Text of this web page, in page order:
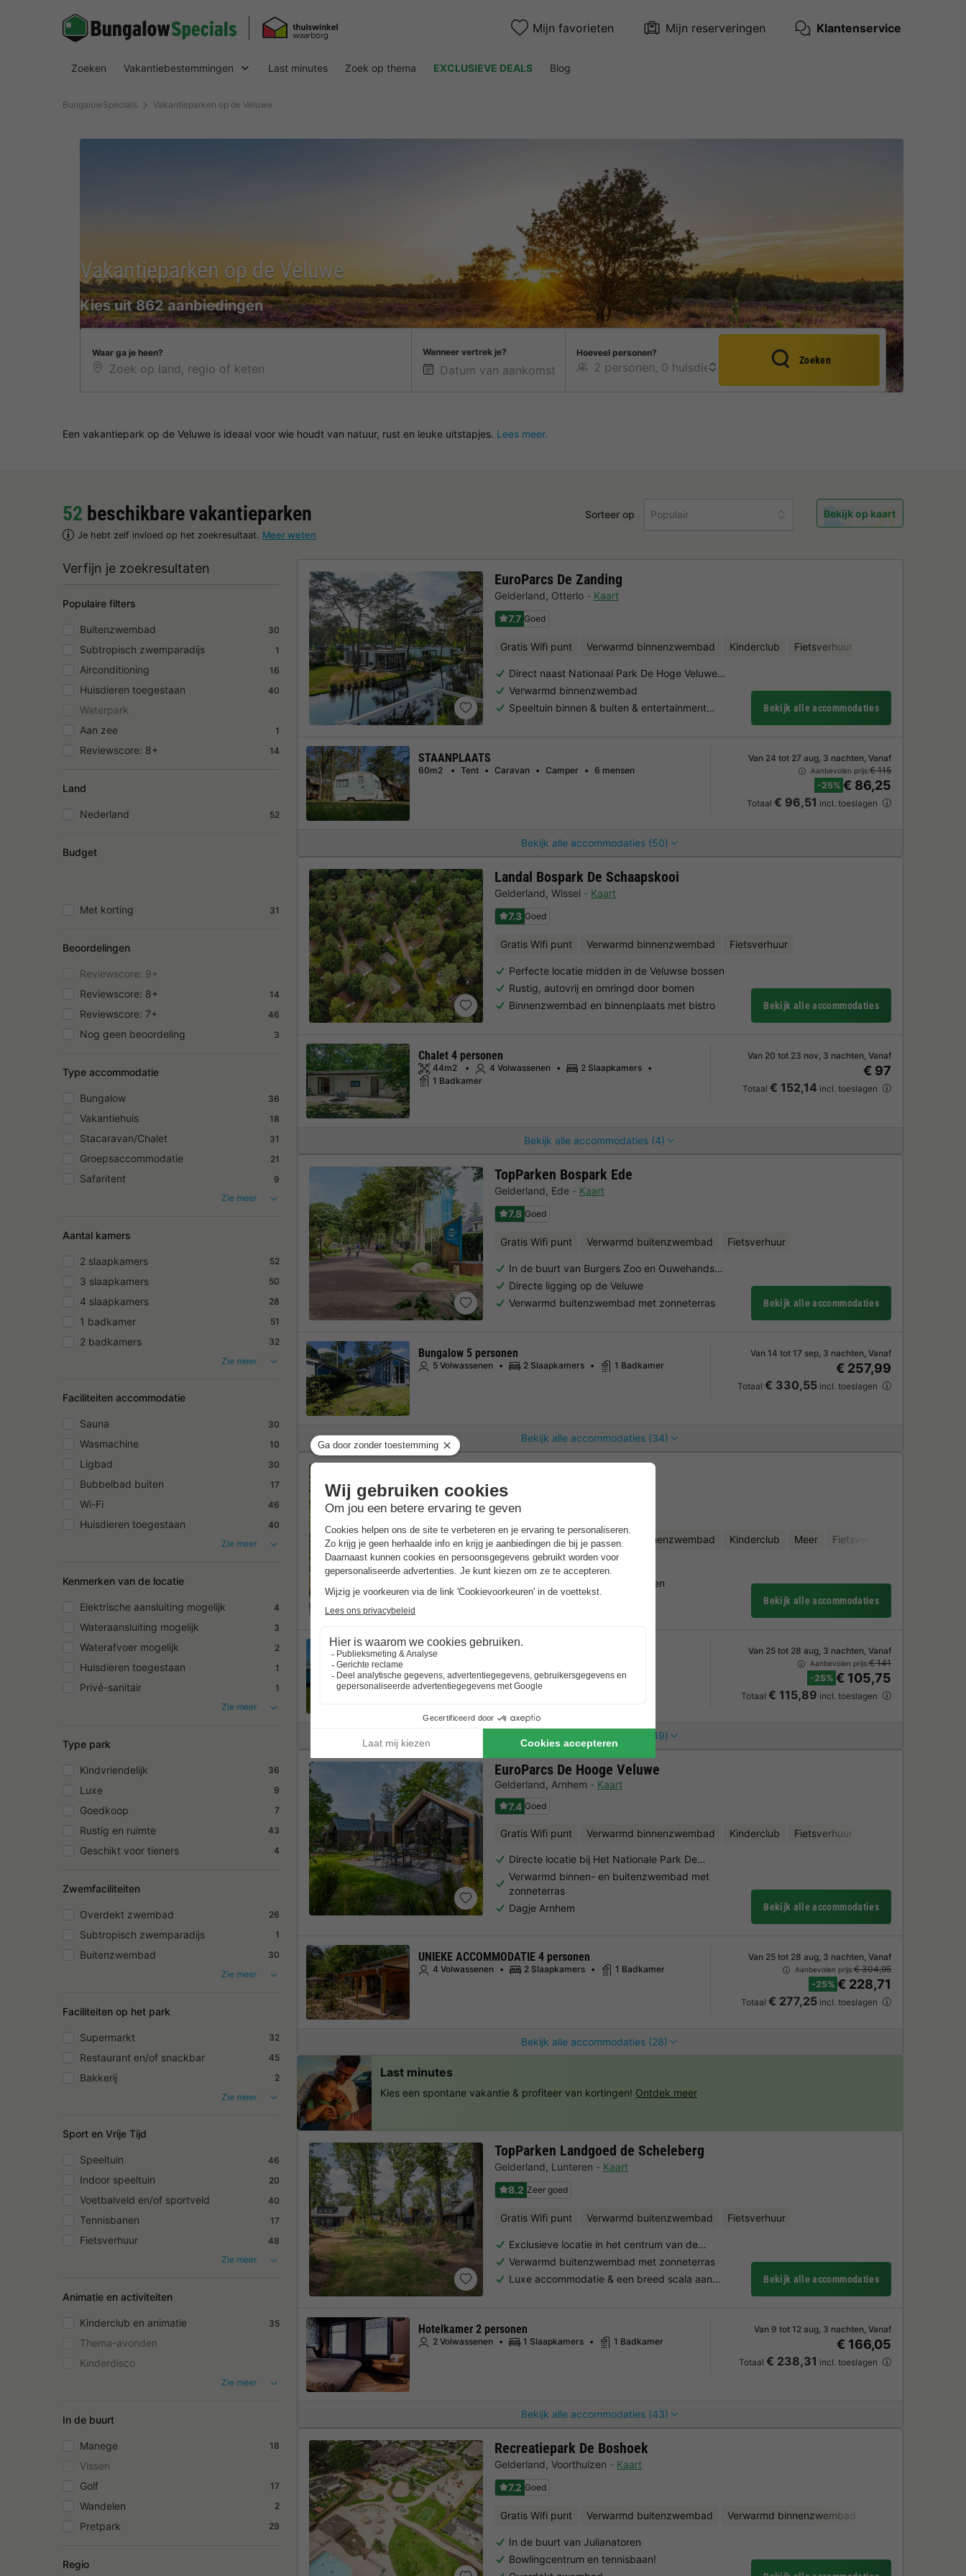
Mijn favorieten Mijn reserveringen Klantenservice
Zoeken Vakantiebestemmingen Last minutes Zoek op thema EXCLUSIEVE DEALS Blog
BungalowSpecials Vakantieparken op de Veluwe
Vakantieparken op de Veluwe
Kies uit 862 aanbiedingen
Waar ga je heen? Wanneer vertrek je? Hoeveel personen?
Zoeken
Een vakantiepark op de Veluwe is ideaal voor wie houdt van natuur, rust en leuke uitstapjes. Lees meer.
52 beschikbare vakantieparken
Je hebt zelf invloed op het zoekresultaat. Meer weten
Sorteer op Populair Bekijk op kaart
Verfijn je zoekresultaten
Populaire filters
Buitenzwembad 30
Subtropisch zwemparadijs 1
Airconditioning 16
Huisdieren toegestaan 40
Waterpark
Aan zee
1
Reviewscore: 8+ 14
Land
Nederland 52
Budget
Met korting 31
Beoordelingen
Reviewscore: 9+
Reviewscore: 8+
14
Reviewscore: 7+ 46
Nog geen beoordeling 3
Type accommodatie
Bungalow 36
Vakantiehuis 18
Stacaravan/Chalet 31
Groepsaccommodatie 21
Safaritent
9
Zie meer
Aantal kamers
2 slaapkamers 52
3 slaapkamers 50
4 slaapkamers 28
1 badkamer 51
2 badkamers
32
Zie meer
Faciliteiten accommodatie
Sauna 30
Wasmachine 10
Ligbad 30
Bubbelbad buiten 17
Wi-Fi 46
Huisdieren toegestaan
40
Zie meer
Kenmerken van de locatie
Elektrische aansluiting mogelijk 4
Wateraansluiting mogelijk 3
Waterafvoer mogelijk 2
Huisdieren toegestaan 1
Privé-sanitair
1
Zie meer
Type park
Kindvriendelijk 36
Luxe 9
Goedkoop 7
Rustig en ruimte 43
Geschikt voor tieners 4
Zwemfaciliteiten
Overdekt zwembad 26
Subtropisch zwemparadijs 1
Buitenzwembad
30
Zie meer
Faciliteiten op het park
Supermarkt 32
Restaurant en/of snackbar 45
Bakkerij
2
Zie meer
Sport en Vrije Tijd
Speeltuin 46
Indoor speeltuin 20
Voetbalveld en/of sportveld 40
Tennisbanen 17
Fietsverhuur
48
Zie meer
Animatie en activiteiten
Kinderclub en animatie 35
Thema-avonden
Kinderdisco
Zie meer
In de buurt
Manege 18
Vissen
Golf
17
Wandelen 2
Pretpark 29
Regio
EuroParcs De Zanding
Gelderland, Otterlo
Kaart
7.7 Goed
Gratis Wifi punt Verwarmd binnenzwembad Kinderclub Fietsverhuur
Direct naast Nationaal Park De Hoge Veluwe…
Verwarmd binnenzwembad
Speeltuin binnen & buiten & entertainment…
Bekijk alle accommodaties
Bekijk alle accommodaties (50)
STAANPLAATS
60m2 Tent Caravan Camper 6 mensen
Van 24 tot 27 aug, 3 nachten, Vanaf
Aanbevolen prijs:€ 115
-25% € 86,25
Totaal € 96,51 incl. toeslagen
Landal Bospark De Schaapskooi
Gelderland, Wissel
Kaart
7.3 Goed
Gratis Wifi punt Verwarmd binnenzwembad Fietsverhuur
Perfecte locatie midden in de Veluwse bossen
Rustig, autovrij en omringd door bomen
Binnenzwembad en binnenplaats met bistro
Bekijk alle accommodaties
Bekijk alle accommodaties (4)
Chalet 4 personen
44m2 4 Volwassenen
2 Slaapkamers
1 Badkamer
Van 20 tot 23 nov, 3 nachten, Vanaf
€ 97
Totaal € 152,14 incl. toeslagen
TopParken Bospark Ede
Gelderland, Ede
Kaart
7.8 Goed
Gratis Wifi punt Verwarmd buitenzwembad Fietsverhuur
In de buurt van Burgers Zoo en Ouwehands…
Directe ligging op de Veluwe
Verwarmd buitenzwembad met zonneterras
Bekijk alle accommodaties
Bekijk alle accommodaties (34)
Bungalow 5 personen
5 Volwassenen 2 Slaapkamers 1 Badkamer
Van 14 tot 17 sep, 3 nachten, Vanaf
€ 257,99
Totaal € 330,55 incl. toeslagen
Flevoland
7.1
Gratis Wifi punt Verwarmd binnenzwembad Kinderclub Meer Fietsverhuur
Direct aan het Veluwemeer
Tal van watersportmogelijkheden
Bekijk alle accommodaties
Bekijk alle accommodaties (49)
STAANPLAATS Van 25 tot 28 aug, 3 nachten, Vanaf
Aanbevolen prijs:€ 141
-25% € 105,75
Totaal € 115,89 incl. toeslagen
EuroParcs De Hooge Veluwe
Gelderland, Arnhem
Kaart
7.4 Goed
Gratis Wifi punt Verwarmd binnenzwembad Kinderclub Fietsverhuur
Directe locatie bij Het Nationale Park De…
Verwarmd binnen- en buitenzwembad met
zonneterras
Dagje Arnhem
Bekijk alle accommodaties
Bekijk alle accommodaties (28)
UNIEKE ACCOMMODATIE 4 personen
4 Volwassenen 2 Slaapkamers 1 Badkamer
Van 25 tot 28 aug, 3 nachten, Vanaf
Aanbevolen prijs:€ 304,95
-25% € 228,71
Totaal € 277,25 incl. toeslagen
TopParken Landgoed de Scheleberg
Gelderland, Lunteren
Kaart
8.2 Zeer goed
Gratis Wifi punt Verwarmd buitenzwembad Fietsverhuur
Exclusieve locatie in het centrum van de…
Verwarmd buitenzwembad met zonneterras
Luxe accommodatie & een breed scala aan…
Bekijk alle accommodaties
Bekijk alle accommodaties (43)
Hotelkamer 2 personen
2 Volwassenen 1 Slaapkamers 1 Badkamer
Van 9 tot 12 aug, 3 nachten, Vanaf
€ 166,05
Totaal € 238,31 incl. toeslagen
Recreatiepark De Boshoek
Gelderland, Voorthuizen
Kaart
7.2 Goed
Gratis Wifi punt Verwarmd buitenzwembad Verwarmd binnenzwembad
In de buurt van Julianatoren
Bowlingcentrum en tennisbaan!
Last minutes
Kies een spontane vakantie & profiteer van kortingen! Ontdek meer